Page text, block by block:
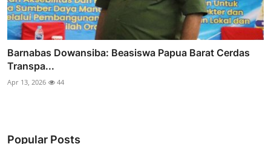
Barnabas Dowansiba: Beasiswa Papua Barat Cerdas
Transpa...
Apr 13, 2026 44
Popular Posts